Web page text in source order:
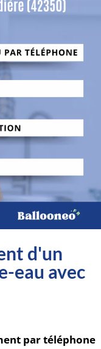
d'un
eau avec
par téléphone